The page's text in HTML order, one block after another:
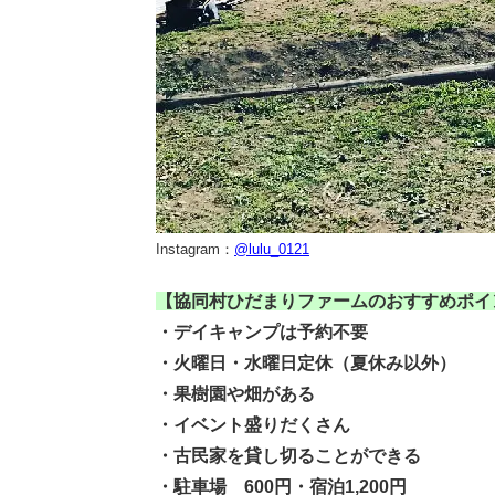
Instagram： @lulu_0121
【協同村ひだまりファームのおすすめポ
・デイキャンプは予約不要
・火曜日・水曜日定休（夏休み以外）
・果樹園や畑がある
・イベント盛りだくさん
・古民家を貸し切ることができる
・駐車場 600円・宿泊1,200円